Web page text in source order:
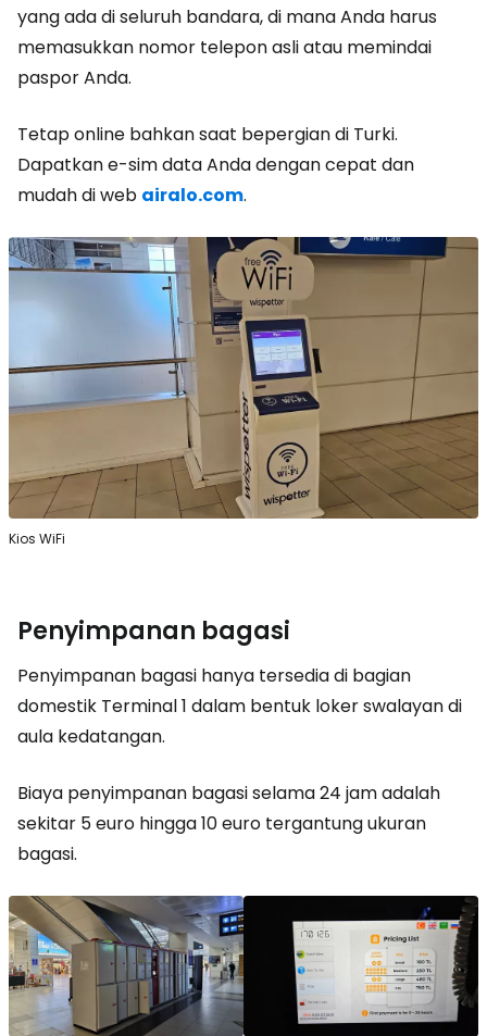
yang ada di seluruh bandara, di mana Anda harus
memasukkan nomor telepon asli atau memindai
paspor Anda.
Tetap online bahkan saat bepergian di Turki.
Dapatkan e-sim data Anda dengan cepat dan
mudah di web airalo.com.
Kios WiFi
Penyimpanan bagasi
Penyimpanan bagasi hanya tersedia di bagian
domestik Terminal 1 dalam bentuk loker swalayan di
aula kedatangan.
Biaya penyimpanan bagasi selama 24 jam adalah
sekitar 5 euro hingga 10 euro tergantung ukuran
bagasi.